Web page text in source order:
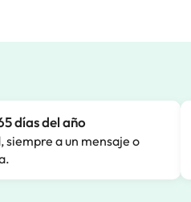
días del año
siempre a un mensaje o